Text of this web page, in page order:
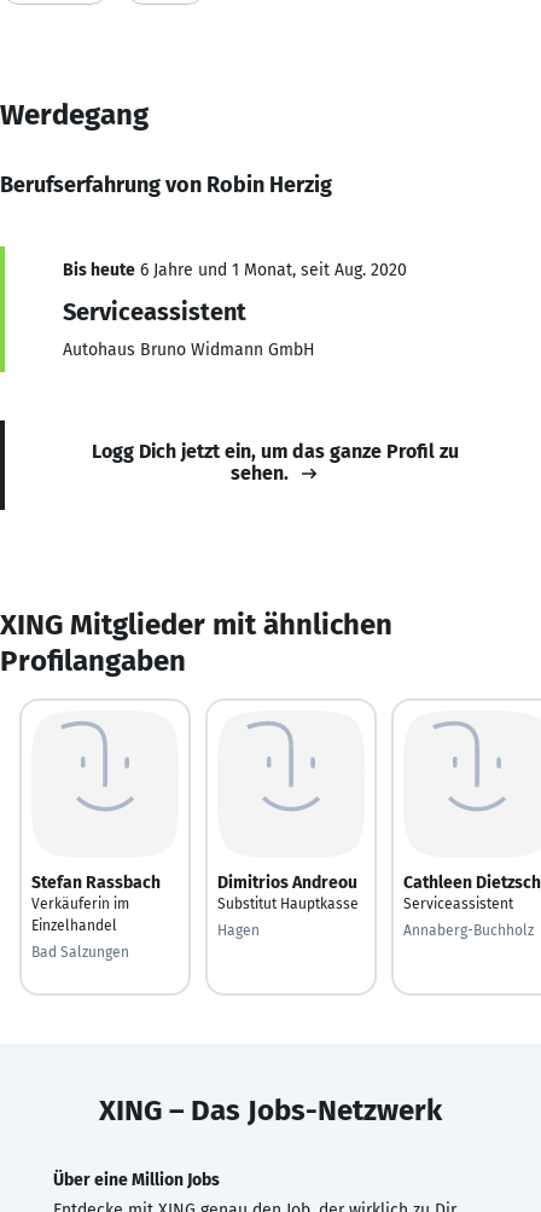
Werdegang
Berufserfahrung von Robin Herzig
Bis heute 6 Jahre und 1 Monat, seit Aug. 2020
Serviceassistent
Autohaus Bruno Widmann GmbH
Logg Dich jetzt ein, um das ganze Profil zu
sehen.
XING Mitglieder mit ähnlichen
Profilangaben
Stefan Rassbach
Verkäuferin im
Einzelhandel
Bad Salzungen
Dimitrios Andreou
Substitut Hauptkasse
Hagen
Cathleen Dietzsch
Serviceassistent
Annaberg-Buchholz
XING – Das Jobs-Netzwerk
Über eine Million Jobs